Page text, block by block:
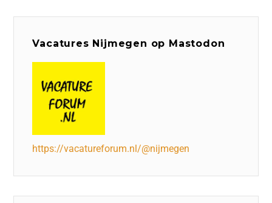
Vacatures Nijmegen op Mastodon
https://vacatureforum.nl/@nijmegen